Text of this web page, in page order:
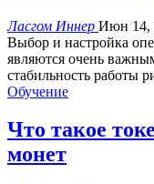
Ласгом Иннер Июн 14,
Выбор и настройка
являются очень
стабильность работы
Обучение
Что такое
монет